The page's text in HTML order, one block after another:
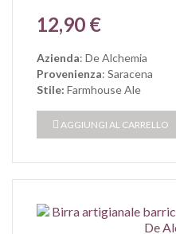
Prezzo
12,90 €
Azienda: De Alchemia
Provenienza: Saracena
Stile: Farmhouse Ale
AGGIUNGI AL CARRELLO